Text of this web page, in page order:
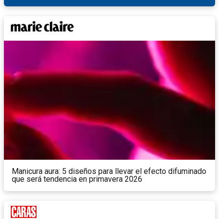
Manicura aura: 5 diseños para llevar el efecto difuminado
que será tendencia en primavera 2026